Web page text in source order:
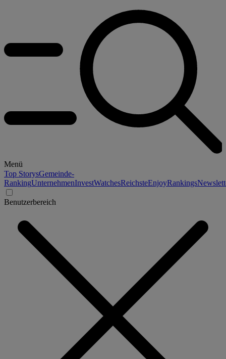
Menü
Top StorysGemeinde-
RankingUnternehmenInvestWatchesReichsteEnjoyRankings
Benutzerbereich